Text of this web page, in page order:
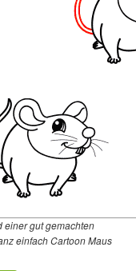
einer gut gemachten
einfach Cartoon Maus